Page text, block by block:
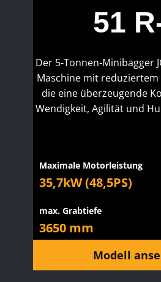
51
Der 5-Tonnen-Minibagger
Maschine mit
die eine überzeugende
Wendigkeit, Agilität und
Maximale Motorleistung
35,7kW (48,5PS)
max. Grabtiefe
3650 mm
Modell